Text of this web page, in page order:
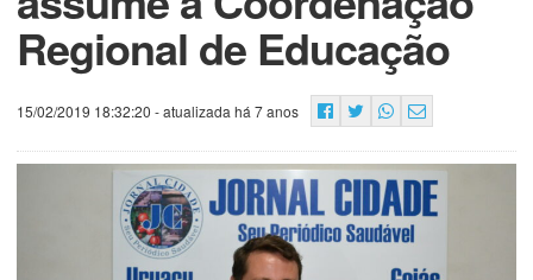
Regional de Educação
15/02/2019 18:32:20 - atualizada há 7 anos